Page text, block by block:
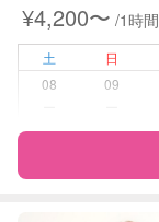
¥4,200〜 /1時間
土 日
08
09